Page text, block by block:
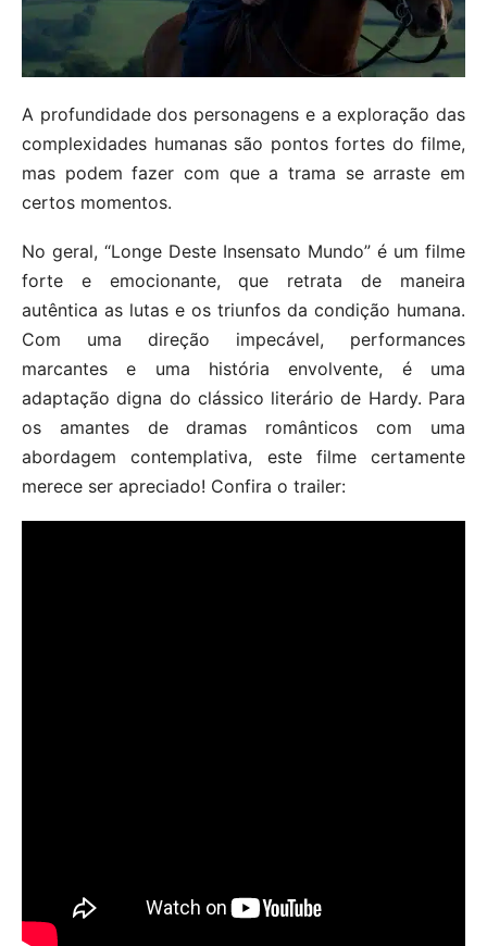
A profundidade dos personagens e a exploração das
complexidades humanas são pontos fortes do filme,
mas podem fazer com que a trama se arraste em
certos momentos.
No geral, “Longe Deste Insensato Mundo” é um filme
forte e emocionante, que retrata de maneira
autêntica as lutas e os triunfos da condição humana.
Com uma direção impecável, performances
marcantes e uma história envolvente, é uma
adaptação digna do clássico literário de Hardy. Para
os amantes de dramas românticos com uma
abordagem contemplativa, este filme certamente
merece ser apreciado! Confira o trailer: